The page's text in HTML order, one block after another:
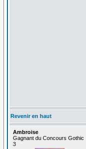
Revenir en haut
Ambroise
Gagnant du Concours Gothic
3